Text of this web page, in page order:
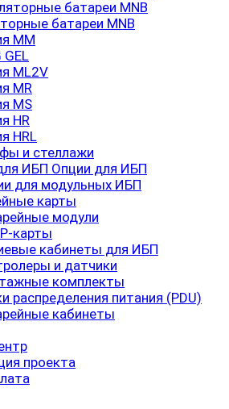
батареи MNB
MM
GEL
ML2V
MR
MS
HR
HRL
и стеллажи
Опции для ИБП
для модульных ИБП
карты
модули
карты
кабинеты для ИБП
и датчики
комплекты
распределения питания (PDU)
кабинеты
проекта